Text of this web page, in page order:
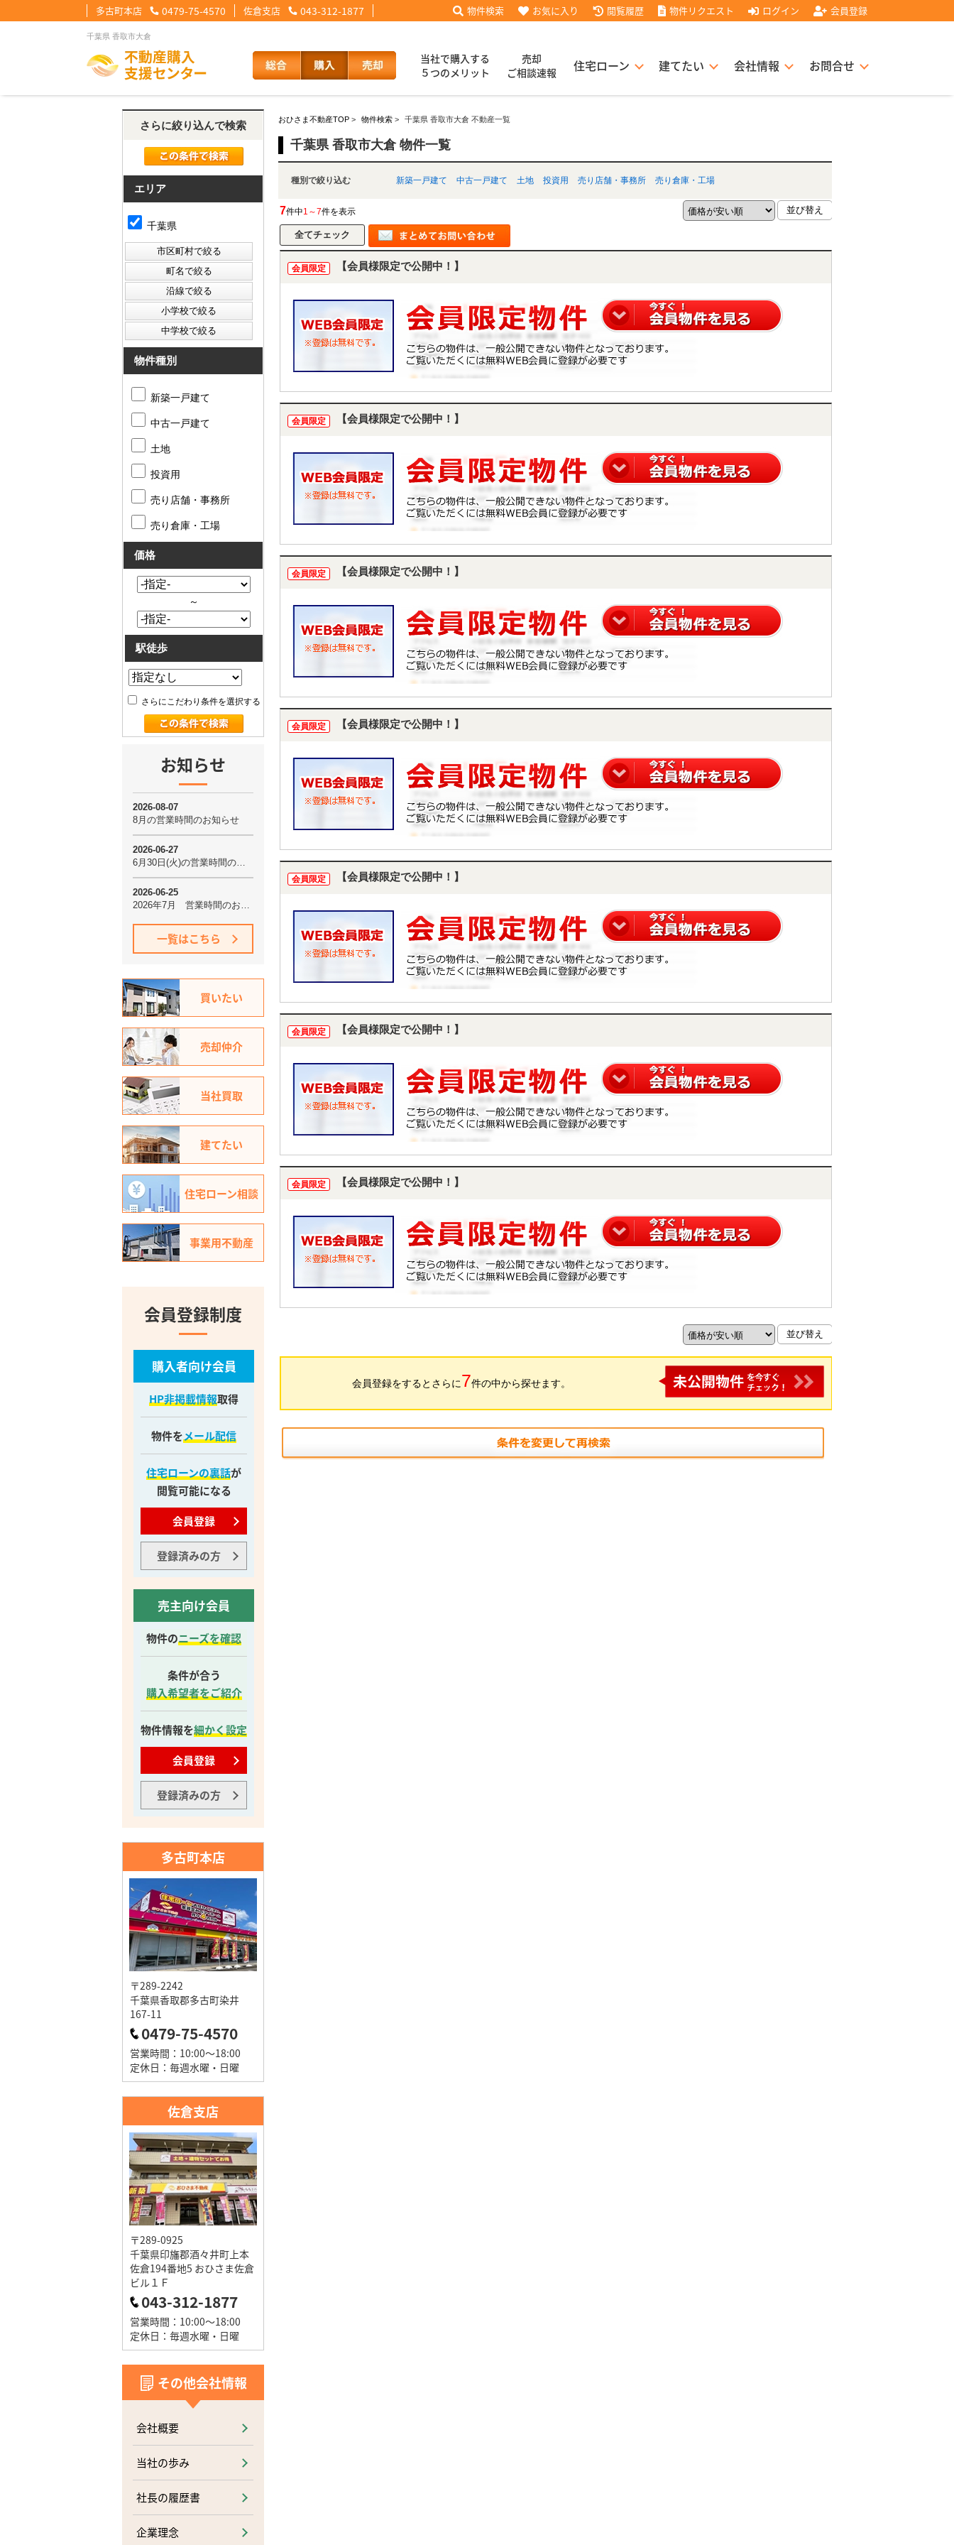
千葉県 香取市大倉
多古町本店 0479-75-4570 佐倉支店 043-312-1877 物件検索 お気に入り 閲覧履歴 物件リクエスト ログイン 会員登録
当社で購入する
５つのメリット
売却
ご相談速報
住宅ローン
【住宅ローンメニュー】
住宅ローンに強い理由 住宅ローン裏話【買主会員限定】
建てたい 会社情報
【会社情報メニュー】
会社概要 スタッフ紹介 スタッフブログ お客様の声
その他の事業紹介 健康経営優良法人2025 採用情報
お問合せ
【お問合せメニュー】
メール問合せ LINE問合せ 来店予約 査定依頼
おひさま不動産TOP > 物件検索 > 千葉県 香取市大倉 不動産一覧
千葉県 香取市大倉 物件一覧
種別で絞り込む 新築一戸建て 中古一戸建て 土地 投資用 売り店舗・事務所 売り倉庫・工場
7件中1～7件を表示
会員限定 【会員様限定で公開中！】
会員限定 【会員様限定で公開中！】
会員限定 【会員様限定で公開中！】
会員限定 【会員様限定で公開中！】
会員限定 【会員様限定で公開中！】
会員限定 【会員様限定で公開中！】
会員限定 【会員様限定で公開中！】
会員登録をするとさらに7件の中から探せます。
さらに絞り込んで検索
エリア
千葉県
物件種別
新築一戸建て
中古一戸建て
土地
投資用
売り店舗・事務所
売り倉庫・工場
価格
～
駅徒歩
さらにこだわり条件を選択する
お知らせ
一覧はこちら
買いたい
売却仲介
当社買取
建てたい
住宅ローン相談
事業用不動産
会員登録制度
購入者向け会員
HP非掲載情報取得
物件をメール配信
住宅ローンの裏話が
閲覧可能になる
会員登録
登録済みの方
売主向け会員
物件のニーズを確認
条件が合う
購入希望者をご紹介
物件情報を細かく設定
会員登録
登録済みの方
多古町本店
〒289-2242
千葉県香取郡多古町染井
167-11
0479-75-4570
営業時間：10:00～18:00
定休日：毎週水曜・日曜
佐倉支店
〒289-0925
千葉県印旛郡酒々井町上本
佐倉194番地5 おひさま佐倉
ビル１Ｆ
043-312-1877
営業時間：10:00～18:00
定休日：毎週水曜・日曜
その他会社情報
会社概要
当社の歩み
社長の履歴書
企業理念